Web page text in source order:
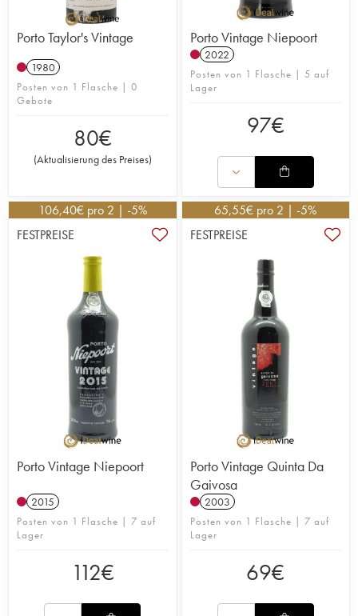
Porto Taylor's Vintage
1980
Posten von 1 Flasche | 0
Gebote
80€
(Aktualisierung des Preises)
Porto Vintage Niepoort
2022
Posten von 1 Flasche | 5 auf
Lager
97€
106,40€ pro 2 | -5%
FESTPREISE
Porto Vintage Niepoort
2015
Posten von 1 Flasche | 7 auf
Lager
112€
65,55€ pro 2 | -5%
FESTPREISE
Porto Vintage Quinta Da
Gaivosa
2003
Posten von 1 Flasche | 7 auf
Lager
69€